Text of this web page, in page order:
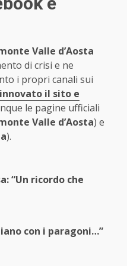
Valle d’Aosta
di crisi e ne
i propri canali sui
il sito e
le pagine ufficiali
Valle d’Aosta) e
).
“Un ricordo che
con i paragoni…”